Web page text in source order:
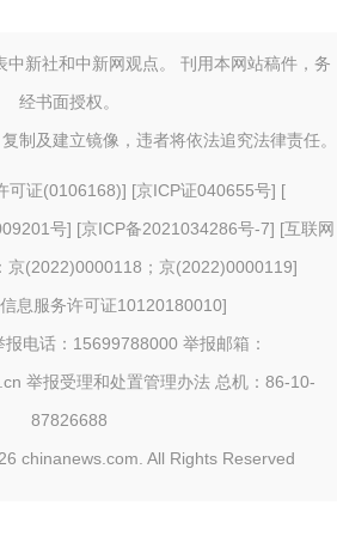
中新社和中新网观点。 刊用本网站稿件，务
经书面授权。
制及建立镜像，违者将依法追究法律责任。
可证(0106168)] [京ICP证040655号] [
号] [京ICP备2021034286号-7] [互联网
京(2022)0000118；京(2022)0000119]
息服务许可证10120180010]
电话：15699788000 举报邮箱：
举报受理和处置管理办法 总机：86-10-
87826688
chinanews.com. All Rights Reserved